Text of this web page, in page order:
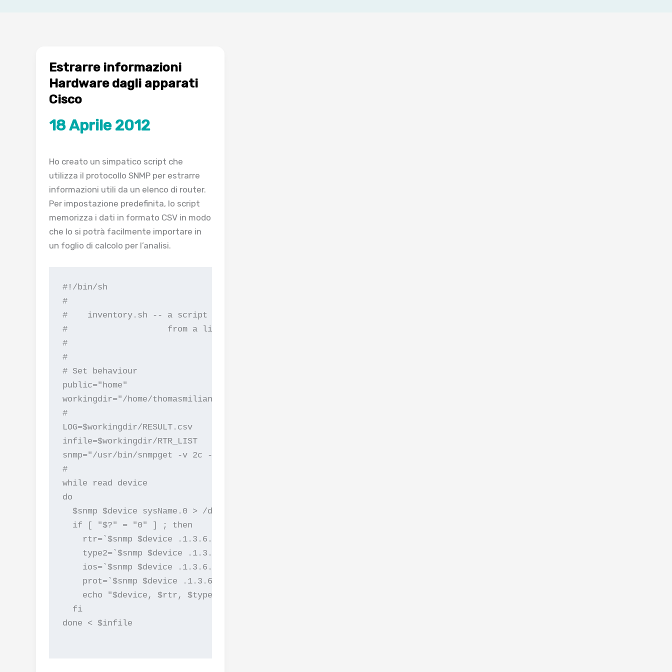
Estrarre informazioni
Hardware dagli apparati
Cisco
18 Aprile 2012
Ho creato un simpatico script che
utilizza il protocollo SNMP per estrarre
informazioni utili da un elenco di router.
Per impostazione predefinita, lo script
memorizza i dati in formato CSV in modo
che lo si potrà facilmente importare in
un foglio di calcolo per l’analisi.
#!/bin/sh
#
#    inventory.sh -- a script to extract valuable information
#                    from a list of routers. (Name, Type, IOS version)
#
#
# Set behaviour
public="home"
workingdir="/home/thomasmilian/temp"
#
LOG=$workingdir/RESULT.csv
infile=$workingdir/RTR_LIST
snmp="/usr/bin/snmpget -v 2c -c $public"
#
while read device
do
  $snmp $device sysName.0 > /dev/null
  if [ "$?" = "0" ] ; then
    rtr=`$snmp $device .1.3.6.1.4.1.9.2.1.3.0 | cut -f2 -d" `
    type2=`$snmp $device .1.3.6.1.4.1.9.9.25.1.1.1.2.3 | cut -f2 -d$ `
    ios=`$snmp $device .1.3.6.1.4.1.9.9.25.1.1.1.2.5 | cut -f2 -d$ `
    prot=`$snmp $device .1.3.6.1.4.1.9.9.25.1.1.1.2.4 | cut -f2 -d$ `
    echo "$device, $rtr, $type2, $ios, $prot" >> $LOG
  fi
done < $infile